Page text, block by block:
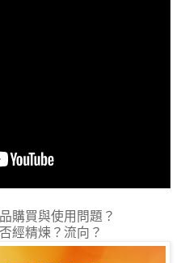
購買與使用問題？
經精煉？流向？